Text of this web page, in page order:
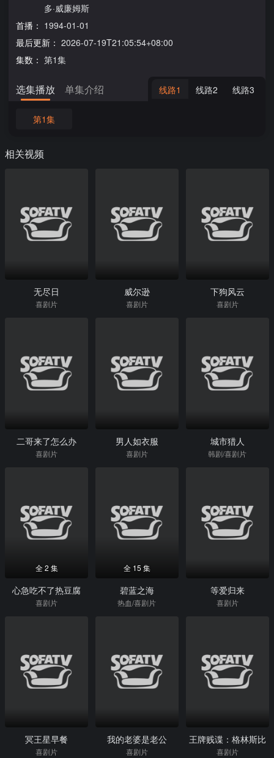
多·威廉姆斯
首播： 1994-01-01
最后更新： 2026-07-19T21:05:54+08:00
集数： 第1集
选集播放 单集介绍 线路1 线路2 线路3
第1集
相关视频
无尽日
喜剧片
威尔逊
喜剧片
下狗风云
喜剧片
二哥来了怎么办
喜剧片
男人如衣服
喜剧片
城市猎人
韩剧/喜剧片
全 2 集
心急吃不了热豆腐
喜剧片
全 15 集
碧蓝之海
热血/喜剧片
等爱归来
喜剧片
冥王星早餐
喜剧片
我的老婆是老公
喜剧片
王牌贱谍：格林斯比
喜剧片